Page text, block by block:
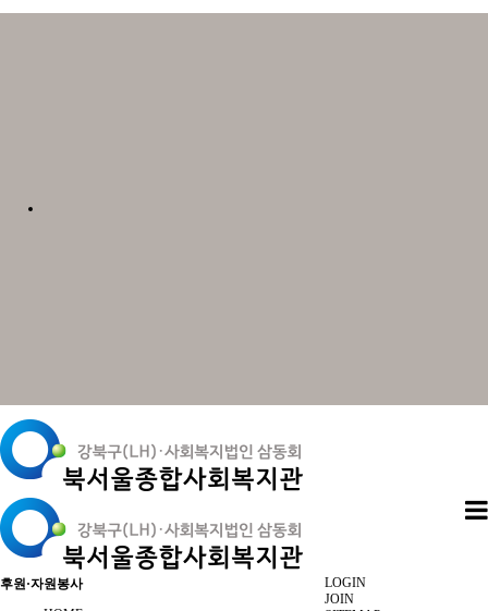
LOGIN
JOIN
후원·자원봉사